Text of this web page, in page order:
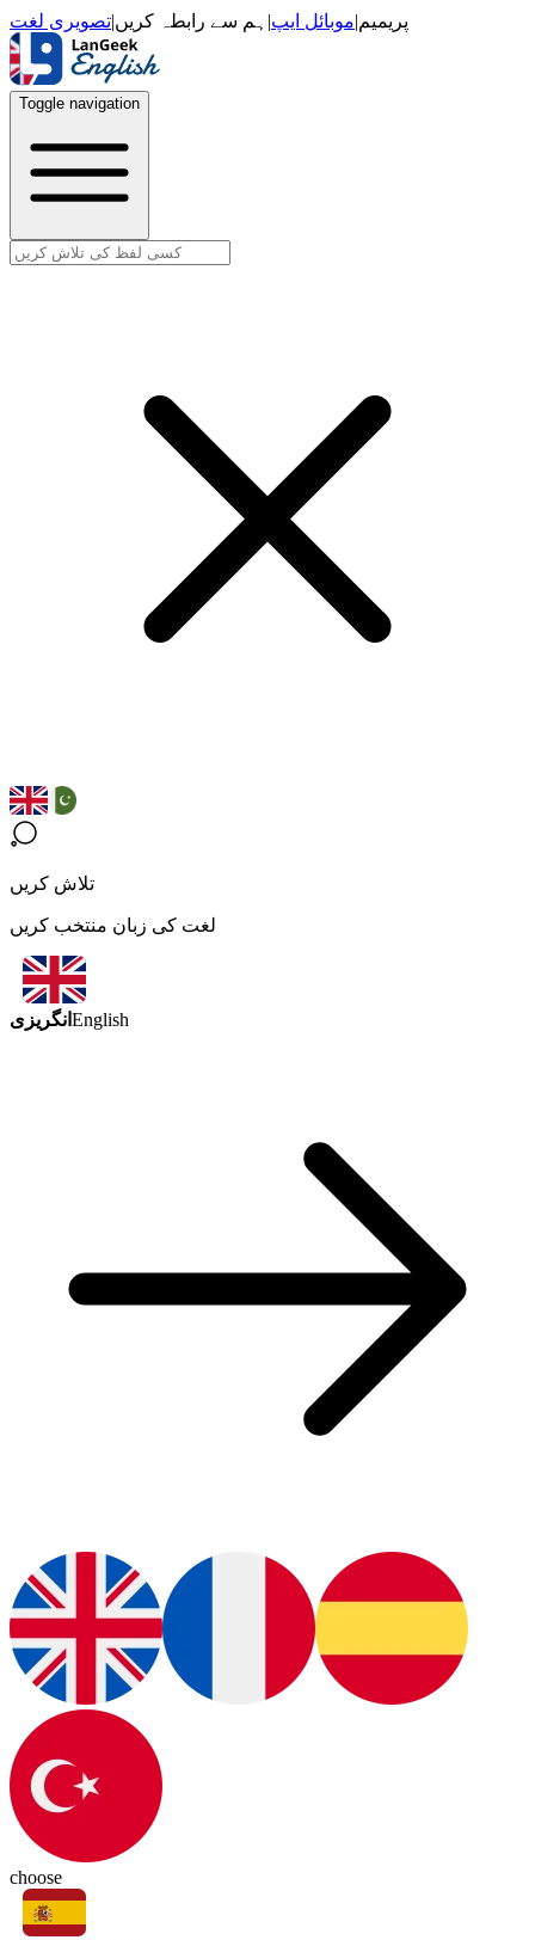
پریمیم|موبائل ایپ| ہم سے رابطہ کریں|تصویری لغت
Toggle navigation
تلاش کریں
لغت کی زبان منتخب کریں
انگریزی English
choose